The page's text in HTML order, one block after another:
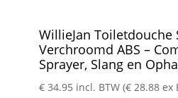
WillieJan Toiletdouche
Verchroomd ABS –
Sprayer, Slang en
€34.95 incl. BTW (€28.88ex